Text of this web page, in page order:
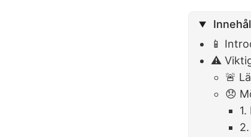
📱
⚠️
🚨
😞